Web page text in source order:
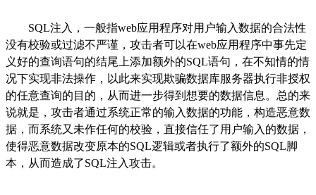
SQL注入，一般指web应用程序对用户输入数据的合法性
没有校验或过滤不严谨 ，攻击者可以在web应用程序中事先定
义好的查询语句的结尾上添加额外的SQL语句，在不知情的情
况下实现非法操作，以此来实现欺骗数据库服务器执行非授权
的任意查询的目的 ，从而进一步得到 想要的数据信息。总的来
说就是，攻击者通过系统正常的输入数据的功能， 构造恶意数
据，而系统又未作任何的校验，直接信任了用户输入 的数据 ，
使得恶意数据改变原本的SQL逻辑或者执行了额外的SQL脚
本，从而造成了SQL注入攻击。